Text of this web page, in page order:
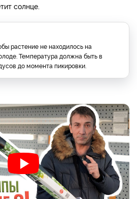
солнце.
растение не находилось на
Температура должна быть в
до момента пикировки.